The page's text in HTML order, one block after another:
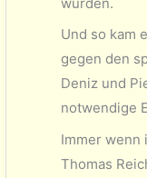
Und so kam
gegen den
Deniz und
notwendige
Immer wenn
Thomas